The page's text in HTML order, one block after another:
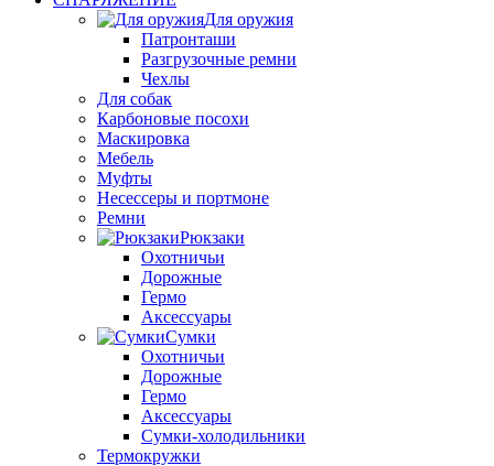
Для оружия
Патронташи
Разгрузочные ремни
Чехлы
Для собак
Карбоновые посохи
Маскировка
Мебель
Муфты
Несессеры и портмоне
Ремни
Рюкзаки
Охотничьи
Дорожные
Гермо
Аксессуары
Сумки
Охотничьи
Дорожные
Гермо
Аксессуары
Сумки-холодильники
Термокружки